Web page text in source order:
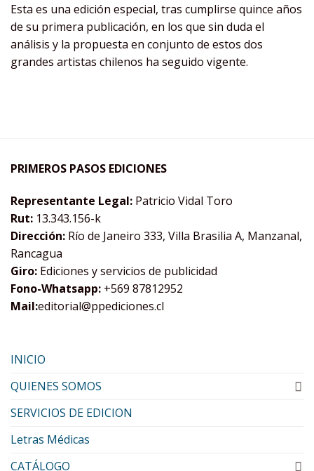
Esta es una edición especial, tras cumplirse quince años
de su primera publicación, en los que sin duda el
análisis y la propuesta en conjunto de estos dos
grandes artistas chilenos ha seguido vigente.
PRIMEROS PASOS EDICIONES
Representante Legal: Patricio Vidal Toro
Rut: 13.343.156-k
Dirección: Río de Janeiro 333, Villa Brasilia A, Manzanal,
Rancagua
Giro: Ediciones y servicios de publicidad
Fono-Whatsapp: +569 87812952
Mail:editorial@ppediciones.cl
INICIO
QUIENES SOMOS
SERVICIOS DE EDICION
Letras Médicas
CATÁLOGO